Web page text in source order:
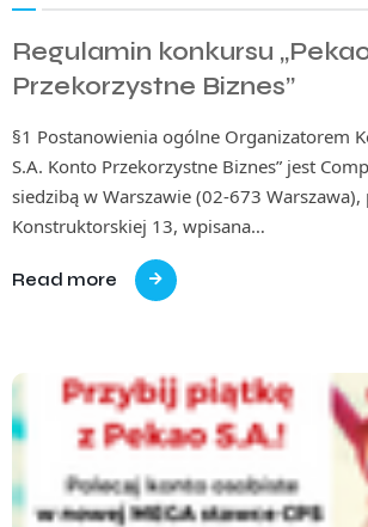
Regulamin konkursu
Przekorzystne Biznes”
§1 Postanowienia ogólne Organizatorem
S.A. Konto Przekorzystne Biznes” jest
siedzibą w Warszawie (02-673 Warszawa),
Konstruktorskiej 13, wpisana…
Read more